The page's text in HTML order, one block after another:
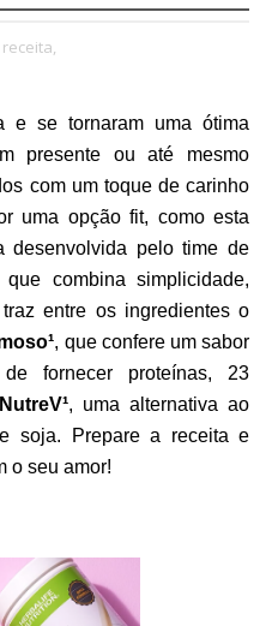
receita,
e se tornaram uma ótima
presente ou até mesmo
com um toque de carinho
uma opção fit, como esta
desenvolvida pelo time de
combina simplicidade,
entre os ingredientes o
, que confere um sabor
fornecer proteínas, 23
NutreV¹, uma alternativa ao
soja. Prepare a receita e
o seu amor!